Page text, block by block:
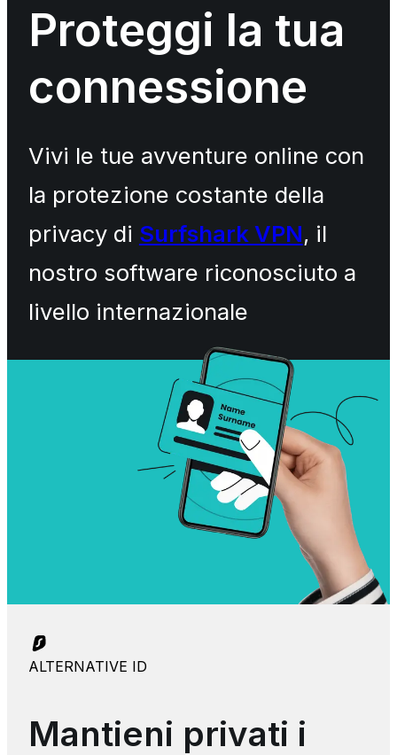
Proteggi la tua
connessione
Vivi le tue avventure online con
la protezione costante della
privacy di Surfshark VPN, il
nostro software riconosciuto a
livello internazionale
ALTERNATIVE ID
Mantieni privati i